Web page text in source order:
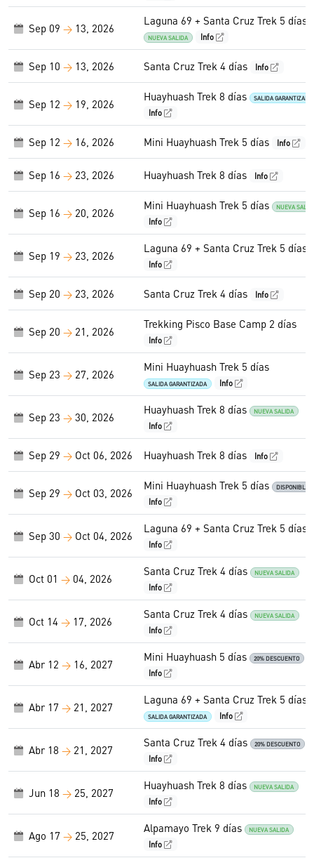
Sep 09 → 13, 2026
Laguna 69 + Santa Cruz Trek 5 días
NUEVA SALIDA Info
Sep 10 → 13, 2026 Santa Cruz Trek 4 días Info
Sep 12 → 19, 2026
Huayhuash Trek 8 días SALIDA GARANTIZADA
Info
Sep 12 → 16, 2026 Mini Huayhuash Trek 5 días Info
Sep 16 → 23, 2026 Huayhuash Trek 8 días Info
Sep 16 → 20, 2026
Mini Huayhuash Trek 5 días NUEVA
Info
Sep 19 → 23, 2026
Laguna 69 + Santa Cruz Trek 5 días
Info
Sep 20 → 23, 2026 Santa Cruz Trek 4 días Info
Sep 20 → 21, 2026
Trekking Pisco Base Camp 2 días
Info
Sep 23 → 27, 2026
Mini Huayhuash Trek 5 días
SALIDA GARANTIZADA Info
Sep 23 → 30, 2026
Huayhuash Trek 8 días NUEVA SALIDA
Info
Sep 29 → Oct 06, 2026 Huayhuash Trek 8 días Info
Sep 29 → Oct 03, 2026
Mini Huayhuash Trek 5 días DISPONIBLE
Info
Sep 30 → Oct 04, 2026
Laguna 69 + Santa Cruz Trek 5 días
Info
Oct 01 → 04, 2026
Santa Cruz Trek 4 días NUEVA SALIDA
Info
Oct 14 → 17, 2026
Santa Cruz Trek 4 días NUEVA SALIDA
Info
Abr 12 → 16, 2027
Mini Huayhuash 5 días 20% DESCUENTO
Info
Abr 17 → 21, 2027
Laguna 69 + Santa Cruz Trek 5 días
SALIDA GARANTIZADA Info
Abr 18 → 21, 2027
Santa Cruz Trek 4 días 20% DESCUENTO
Info
Jun 18 → 25, 2027
Huayhuash Trek 8 días NUEVA SALIDA
Info
Ago 17 → 25, 2027
Alpamayo Trek 9 días NUEVA SALIDA
Info